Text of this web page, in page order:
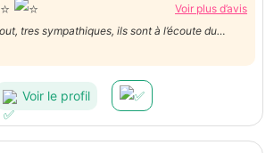
Voir plus d’avis
tres sympathiques, ils sont à l’écoute du
ils mettent beaucoup d’énergie à la
et on ressent la passion pour leur
et à très bientôt…
Voir le profil